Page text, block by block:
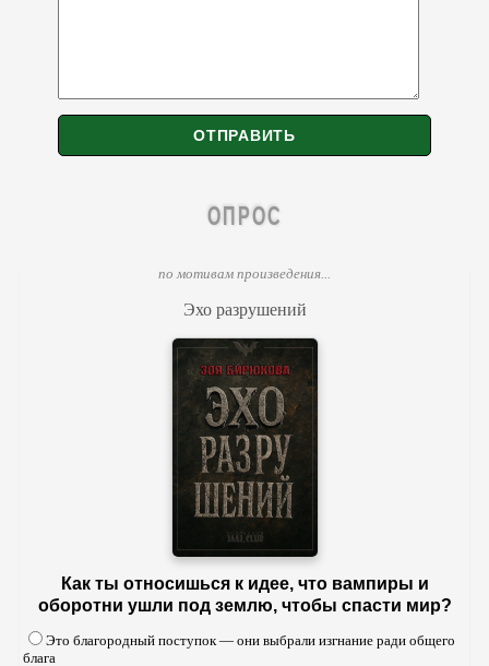
ОПРОС
по мотивам произведения...
Эхо разрушений
Как ты относишься к идее, что вампиры и
оборотни ушли под землю, чтобы спасти мир?
Это благородный поступок — они выбрали изгнание ради общего
блага